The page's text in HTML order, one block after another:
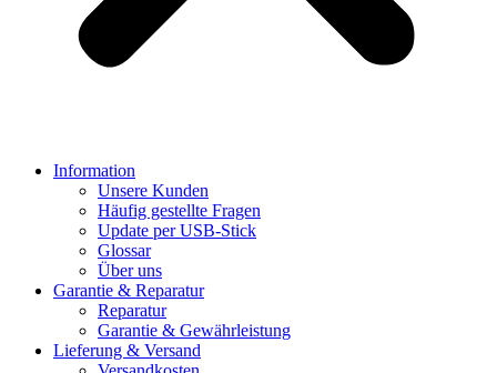
Information
Unsere Kunden
Häufig gestellte Fragen
Update per USB-Stick
Glossar
Über uns
Garantie & Reparatur
Reparatur
Garantie & Gewährleistung
Lieferung & Versand